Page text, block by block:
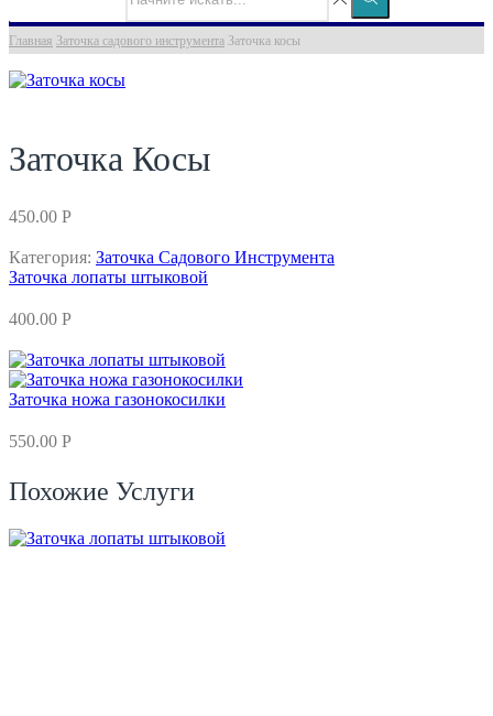
Главная Заточка садового инструмента Заточка косы
Заточка Косы
450.00 Р
Категория: Заточка Садового Инструмента
Заточка лопаты штыковой
400.00 Р
Заточка ножа газонокосилки
550.00 Р
Похожие Услуги